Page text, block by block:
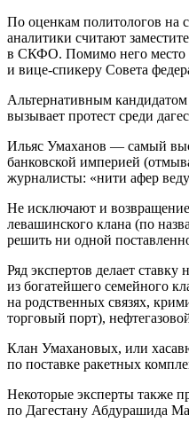
По оценкам политологов на
аналитики считают
в СКФО. Помимо него место
и вице-спикеру Совета
Альтернативным кандидатом
вызывает протест среди
Ильяс Умаханов — самый
банковской империей
журналисты: «нити афер
Не исключают и
левашинского клана (по
решить ни одной
Ряд экспертов делает
из богатейшего семейного
на родственных связях,
торговый порт),
Клан Умахановых, или
по поставке ракетных
Некоторые эксперты также
по Дагестану Абдурашида